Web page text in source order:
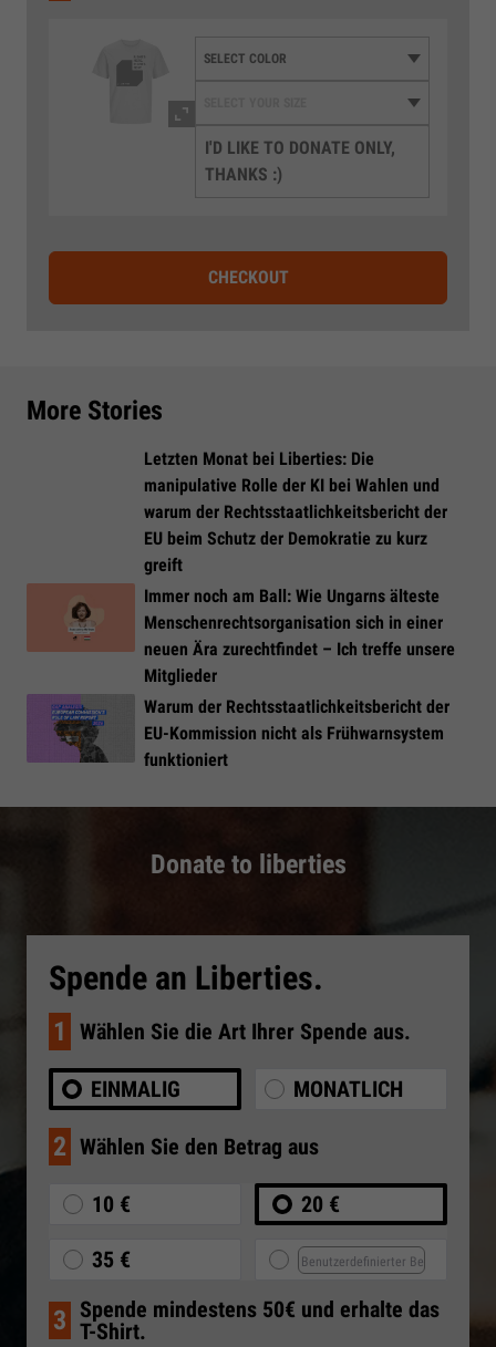
I'D LIKE TO DONATE ONLY,
THANKS :)
CHECKOUT
More Stories
Letzten Monat bei Liberties: Die
manipulative Rolle der KI bei Wahlen und
warum der Rechtsstaatlichkeitsbericht der
EU beim Schutz der Demokratie zu kurz
greift
Immer noch am Ball: Wie Ungarns älteste
Menschenrechtsorganisation sich in einer
neuen Ära zurechtfindet – Ich treffe unsere
Mitglieder
Warum der Rechtsstaatlichkeitsbericht der
EU-Kommission nicht als Frühwarnsystem
funktioniert
Donate to liberties
Spende an Liberties.
1 Wählen Sie die Art Ihrer Spende aus.
EINMALIG MONATLICH
2 Wählen Sie den Betrag aus
10 € 20 €
35 €
3 Spende mindestens 50€ und erhalte das
T-Shirt.